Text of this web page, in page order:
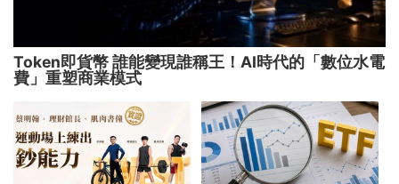
Token即貨幣 誰能變現誰稱王！AI時代的「數位水電
費」重塑商業模式